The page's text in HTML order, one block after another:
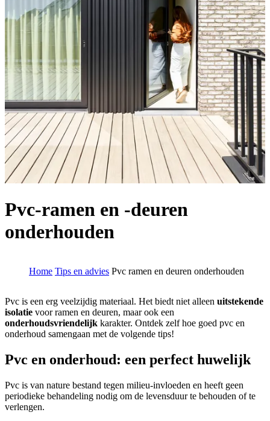
Pvc-ramen en -deuren
onderhouden
Home Tips en advies Pvc ramen en deuren onderhouden
Pvc is een erg veelzijdig materiaal. Het biedt niet alleen uitstekende
isolatie voor ramen en deuren, maar ook een
onderhoudsvriendelijk karakter. Ontdek zelf hoe goed pvc en
onderhoud samengaan met de volgende tips!
Pvc en onderhoud: een perfect huwelijk
Pvc is van nature bestand tegen milieu-invloeden en heeft geen
periodieke behandeling nodig om de levensduur te behouden of te
verlengen.